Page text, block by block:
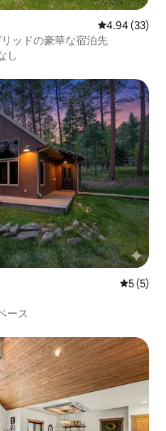
レビュー33
4.94 (33)
ッドの豪華な宿泊先
し
レビュー
5 (5)
ース